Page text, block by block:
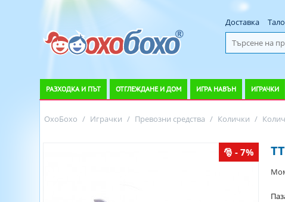
Доставка
РАЗХОДКА И ПЪТ ОТГЛЕЖДАНЕ И ДОМ ИГРА НАВЪН ИГРАЧКИ
ОхоБохо / Играчки / Превозни средства / Колички /
- 7%